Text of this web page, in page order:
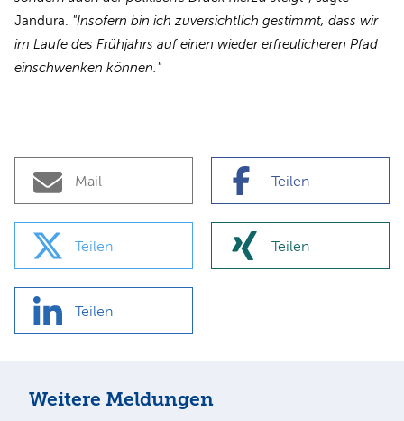
Jandura. "Insofern bin ich zuversichtlich gestimmt, dass wir
im Laufe des Frühjahrs auf einen wieder erfreulicheren Pfad
einschwenken können."
Mail Teilen
Teilen Teilen
Teilen
Weitere Meldungen